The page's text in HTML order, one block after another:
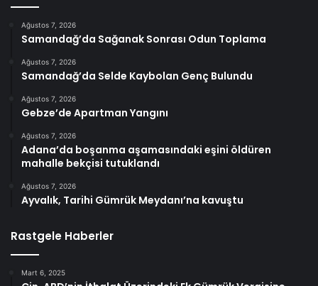
Ağustos 7, 2026
Samandağ’da Sağanak Sonrası Odun Toplama
Ağustos 7, 2026
Samandağ’da Selde Kaybolan Genç Bulundu
Ağustos 7, 2026
Gebze’de Apartman Yangını
Ağustos 7, 2026
Adana’da boşanma aşamasındaki eşini öldüren
mahalle bekçisi tutuklandı
Ağustos 7, 2026
Ayvalık, Tarihi Gümrük Meydanı’na kavuştu
Rastgele Haberler
Mart 6, 2025